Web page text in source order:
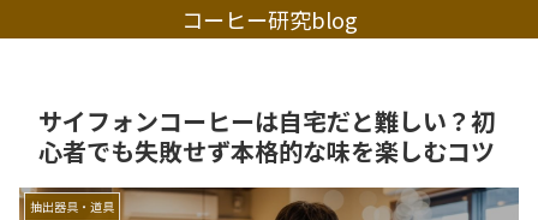
コーヒー研究blog
サイフォンコーヒーは自宅だと難しい？初
心者でも失敗せず本格的な味を楽しむコツ
抽出器具・道具